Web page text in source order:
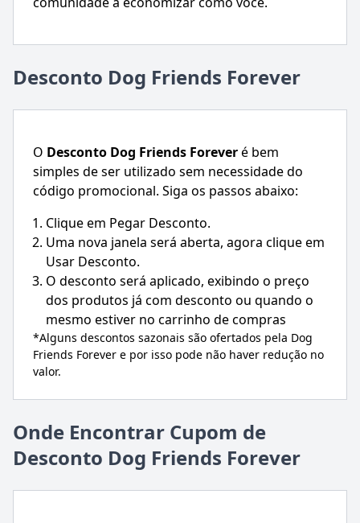
Desconto Dog Friends Forever
O Desconto Dog Friends Foreveré bem
simples de ser utilizado sem necessidade do
código promocional. Siga os passos abaixo:
Clique em Pegar Desconto.
Uma nova janela será aberta, agora clique em
Usar Desconto.
O desconto será aplicado, exibindo o preço
dos produtos já com desconto ou quando o
mesmo estiver no carrinho de compras
*Alguns descontos sazonais são ofertados pela Dog
Friends Forever e por isso pode não haver redução no
valor.
Onde Encontrar Cupom de
Desconto Dog Friends Forever